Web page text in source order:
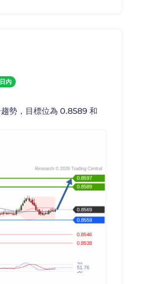
日內
勢，目標位為 0.8589 和